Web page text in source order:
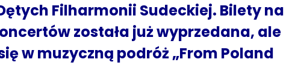
Filharmonii Sudeckiej. Bilety na
została już wyprzedana, ale
w muzyczną podróż „From Poland